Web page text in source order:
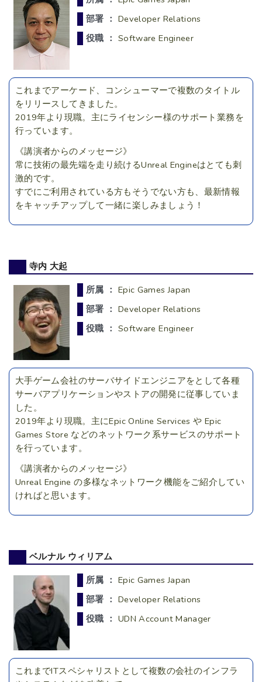
部署 ： Developer Relations
役職 ： Software Engineer
これまでアーケード、コンシューマーで複数のタイトル
をリリースしてきました。
2019年より現職。主にライセンシー様のサポート業務を
行っています。
《講演者からのメッセージ》
常に技術の最先端を走り続けるUnreal Engineはとても刺
激的です。
すでにご利用されている方もそうでない方も、最新情報
をキャッチアップして一緒に楽しみましょう！
寺内 大起
所属 ： Epic Games Japan
部署 ： Developer Relations
役職 ： Software Engineer
大手ゲーム会社のサーバサイドエンジニアをとして各種
サーバアプリケーションやストアの開発に従事していま
した。
2019年より現職。主にEpic Online Services や Epic
Games Store などのネットワーク系サービスのサポート
を行っています。
《講演者からのメッセージ》
Unreal Engine の多様なネットワーク機能をご紹介してい
ければと思います。
ベルナル ウィリアム
所属 ： Epic Games Japan
部署 ： Developer Relations
役職 ： UDN Account Manager
これまでITスペシャリストとして複数の会社のインフラ